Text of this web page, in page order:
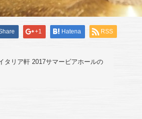
+1 Hatena RSS
タリア軒 2017サマービアホールの